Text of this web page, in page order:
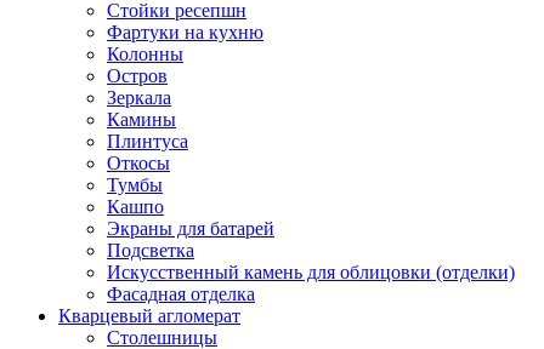
Стойки ресепшн
Фартуки на кухню
Колонны
Остров
Зеркала
Камины
Плинтуса
Откосы
Тумбы
Кашпо
Экраны для батарей
Подсветка
Искусственный камень для облицовки (отделки)
Фасадная отделка
Кварцевый агломерат
Столешницы